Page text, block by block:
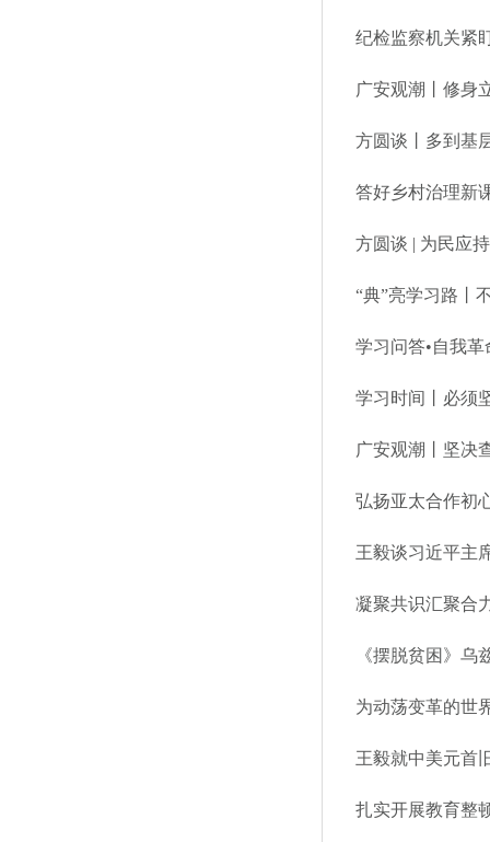
纪检监察机关紧
广安观潮丨修身
方圆谈丨多到基
答好乡村治理新
方圆谈 | 为民应
“典”亮学习路丨
学习问答•自我
学习时间丨必须
广安观潮丨坚决
《摆脱贫困》
王毅就中美元首
扎实开展教育整